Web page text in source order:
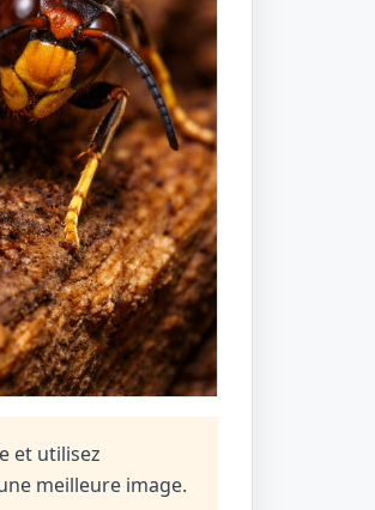
et utilisez
meilleure image.